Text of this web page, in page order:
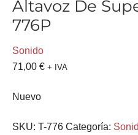
Altavoz De
776P
Sonido
71,00 € + IVA
Nuevo
SKU: T-776 Categoría: